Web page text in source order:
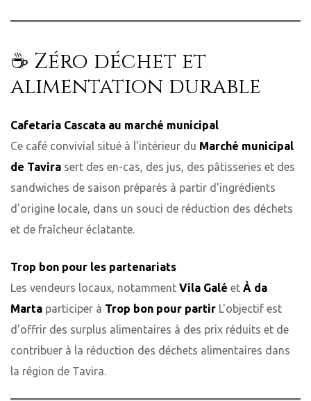
☕ Zéro déchet et
alimentation durable
Cafetaria Cascata au marché municipal
Ce café convivial situé à l'intérieur du Marché municipal
de Tavira sert des en-cas, des jus, des pâtisseries et des
sandwiches de saison préparés à partir d'ingrédients
d'origine locale, dans un souci de réduction des déchets
et de fraîcheur éclatante.
Trop bon pour les partenariats
Les vendeurs locaux, notamment Vila Galé et À da
Marta participer à Trop bon pour partir L'objectif est
d'offrir des surplus alimentaires à des prix réduits et de
contribuer à la réduction des déchets alimentaires dans
la région de Tavira.